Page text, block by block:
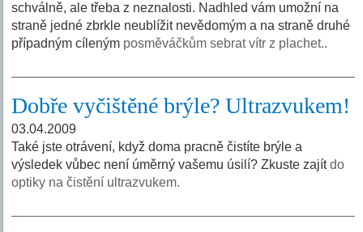
schválně, ale třeba z neznalosti. Nadhled vám umožní na
straně jedné zbrkle neublížit nevědomým a na straně druhé
případným cíleným posměváčkům sebrat vítr z plachet..
Dobře vyčištěné brýle? Ultrazvukem!
03.04.2009
Také jste otrávení, když doma pracně čistíte brýle a
výsledek vůbec není úměrný vašemu úsilí? Zkuste zajítdo
optiky na čistění ultrazvukem.